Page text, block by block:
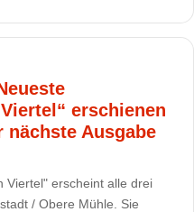
erschienen
nächste Ausgabe
Viertel" erscheint alle drei
/ Obere Mühle. Sie